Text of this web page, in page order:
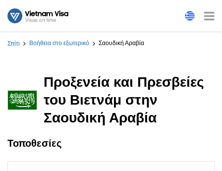
Σπίτι Βοήθεια στο εξωτερικό Σαουδική Αραβία
Προξενεία και Πρεσβείες
του Βιετνάμ στην
Σαουδική Αραβία
Τοποθεσίες